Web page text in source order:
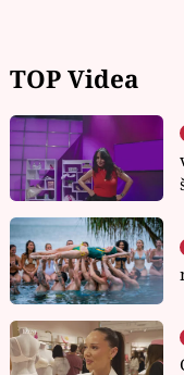
TOP Videa